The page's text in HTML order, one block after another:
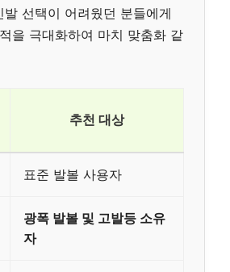
선택이 어려웠던 분들에게
을 극대화하여 마치 맞춤화 같
추천 대상
표준 발볼 사용자
광폭 발볼 및 고발등 소유
자